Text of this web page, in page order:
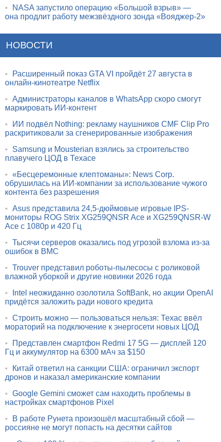
•
NASA запустило операцию «Большой взрыв» —
она продлит работу межзвёздного зонда «Вояджер-2»
НОВОСТИ
•
Расширенный показ GTA VI пройдёт 27 августа в
онлайн-кинотеатре Netflix
• Администраторы каналов в WhatsApp скоро смогут
маркировать ИИ-контент
•
ИИ подвёл Nothing: рекламу наушников CMF Clip Pro
раскритиковали за сгенерированные изображения
•
Samsung и Mousterian взялись за строительство
плавучего ЦОД в Техасе
• «Бесцеремонные клептоманы»: News Corp.
обрушилась на ИИ-компании за использование чужого
контента без разрешения
• Asus представила 24,5-дюймовые игровые IPS-
мониторы ROG Strix XG259QNSR Ace и XG259QNSR-W
Ace с 1080p и 420 Гц
• Тысячи серверов оказались под угрозой взлома из-за
ошибок в BMC
• Trouver представил роботы-пылесосы с роликовой
влажной уборкой и другие новинки 2026 года
•
Intel неожиданно озолотила SoftBank, но акции OpenAI
придётся заложить ради нового кредита
• Строить можно — пользоваться нельзя: Техас ввёл
мораторий на подключение к энергосети новых ЦОД
•
Представлен смартфон Redmi 17 5G — дисплей 120
Гц и аккумулятор на 6300 мАч за $150
•
Китай ответил на санкции США: ограничил экспорт
дронов и наказал американские компании
• Google Gemini сможет сам находить проблемы в
настройках смартфонов Pixel
•
В работе Рунета произошёл масштабный сбой —
россияне не могут попасть на десятки сайтов